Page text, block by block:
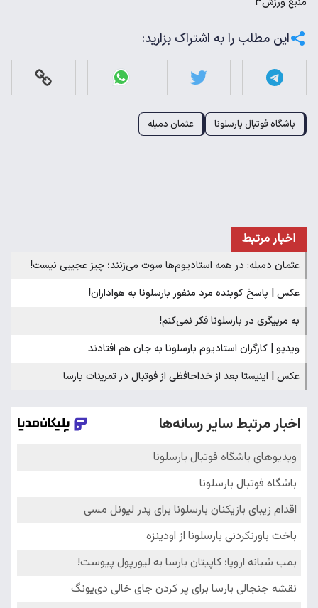
این مطلب را به اشتراک بزارید:
باشگاه فوتبال بارسلونا عثمان دمبله
اخبار مرتبط
عثمان دمبله: در همه استادیوم‌ها سوت می‌زنند؛ چیز عجیبی نیست!
عکس | پاسخ کوبنده مرد منفور بارسلونا به هواداران!
به مربیگری در بارسلونا فکر نمی‌کنم!
ویدیو | کارگران استادیوم بارسلونا به جان هم افتادند
عکس | اینیستا بعد از خداحافظی از فوتبال در تمرینات بارسا